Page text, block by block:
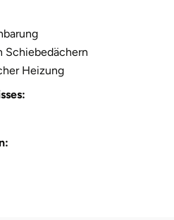
Schiebedächern
Heizung